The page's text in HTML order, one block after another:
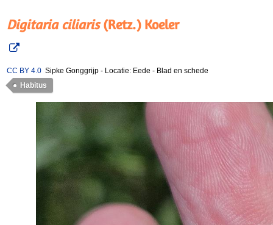
Digitaria ciliaris(Retz.) Koeler
CC BY 4.0 Sipke Gonggrijp - Locatie: Eede - Blad en schede
Habitus